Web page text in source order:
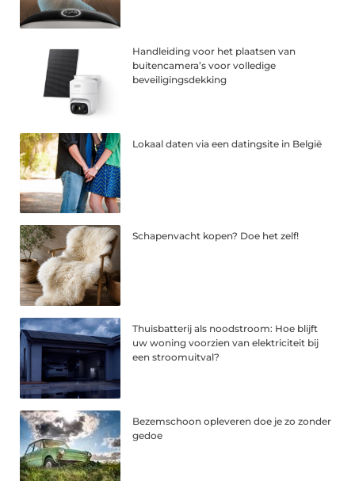
Handleiding voor het plaatsen van
buitencamera’s voor volledige
beveiligingsdekking
Lokaal daten via een datingsite in België
Schapenvacht kopen? Doe het zelf!
Thuisbatterij als noodstroom: Hoe blijft
uw woning voorzien van elektriciteit bij
een stroomuitval?
Bezemschoon opleveren doe je zo zonder
gedoe